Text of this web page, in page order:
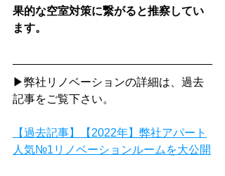
果的な空室対策に繋がると推察してい
ます。
▶弊社リノベーションの詳細は、過去
記事をご覧下さい。
【過去記事】【2022年】弊社アパート
人気№1リノベーションルームを大公開